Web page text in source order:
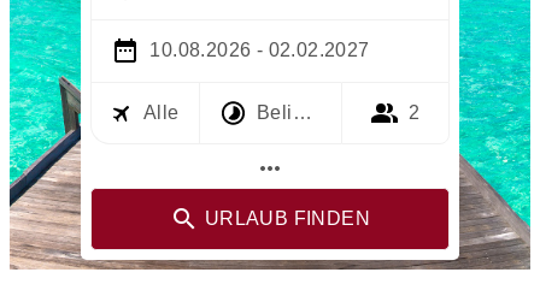
10.08.2026 - 02.02.2027
Alle Beliebig 2
more_horiz
URLAUB FINDEN